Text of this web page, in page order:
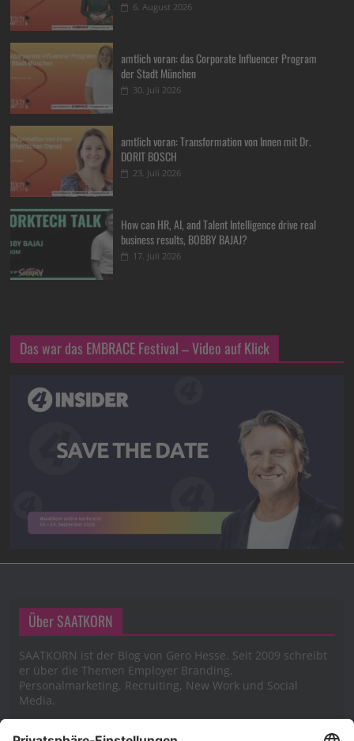
6. August 2026
amtlich voran: das Corporate Influencer Program
der Stadt München
30. Juli 2026
amtlich voran: Transformation von Innen mit Dr.
DORIT BOSCH
23. Juli 2026
How can HR, AI, and Talent Intelligence drive real
business results, BOBBY BAJAJ?
17. Juli 2026
Das war das EMBRACE Festival – Video auf Klick
Über SAATKORN
SAATKORN ist der Blog von Gero Hesse. Seit 2009 schreibt
er über die Themen Employer Branding,
Personalmarketing, Recruiting, New Work und Social
Media.